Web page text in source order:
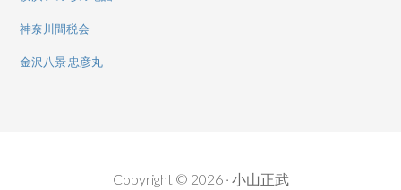
神奈川間税会
金沢八景 忠彦丸
Copyright © 2026 · 小山正武